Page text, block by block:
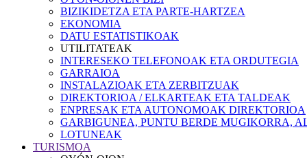
BIZIKIDETZA ETA PARTE-HARTZEA
EKONOMIA
DATU ESTATISTIKOAK
UTILITATEAK
INTERESEKO TELEFONOAK ETA ORDUTEGIA
GARRAIOA
INSTALAZIOAK ETA ZERBITZUAK
DIREKTORIOA / ELKARTEAK ETA TALDEAK
ENPRESAK ETA AUTONOMOAK DIREKTORIOA
GARBIGUNEA, PUNTU BERDE MUGIKORRA,
LOTUNEAK
TURISMOA